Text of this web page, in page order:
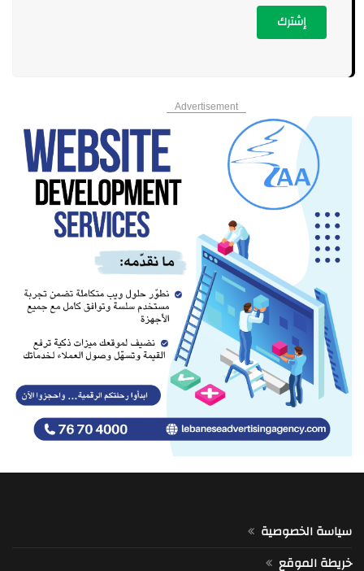
إشترك
Advertisement
سياسة الخصوصية
خريطة الموقع